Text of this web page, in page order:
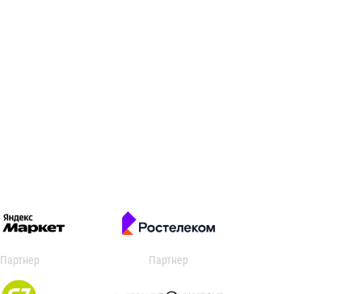
Партнер Партнер